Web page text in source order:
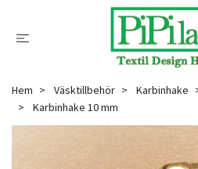
Hem Väsktillbehör Karbinhake
Karbinhake 10 mm